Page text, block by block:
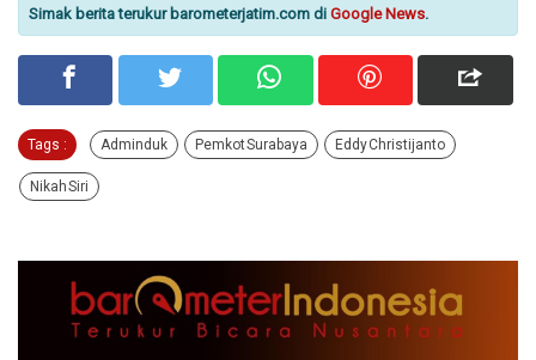
Simak berita terukur barometerjatim.com di Google News.
Tags : Adminduk Pemkot Surabaya Eddy Christijanto
Nikah Siri